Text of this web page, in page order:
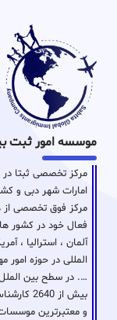
موسسه امور ثبت بین المللی
امارات شهر دبی و
مرکز فوق تخصصی از
فعال خود در کشور
آلمان ، استرالیا ،
المللی در حوزه امور
…. در سطح بین
بیش از
و معتبرترین